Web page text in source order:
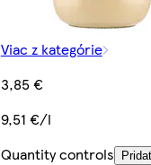
Viac z kategórie
3,85 €
9,51 €/l
Quantity controls